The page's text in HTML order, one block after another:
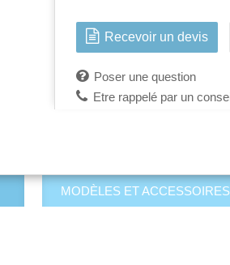
Recevoir un devis
Poser une question
Etre rappelé par un
MODÈLES ET ACCESSOIRES